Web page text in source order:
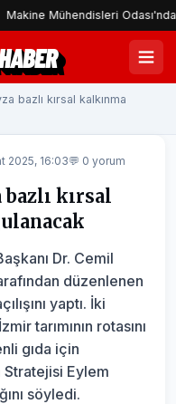
Odası'ndan Başkan
bazlı kırsal kalkınma
2025, 16:03💬 0 yorum
kırsal
Dr. Cemil
düzenlenen
yaptı. İki
tarımının rotasını
gıda için
Stratejisi Eylem
söyledi.